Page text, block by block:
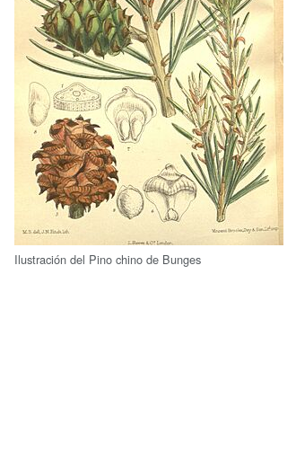
Ilustración del Pino chino de Bunges